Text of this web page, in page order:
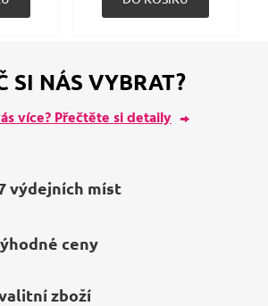
SI NÁS VYBRAT?
více? Přečtěte si detaily
výdejních míst
ceny
zboží